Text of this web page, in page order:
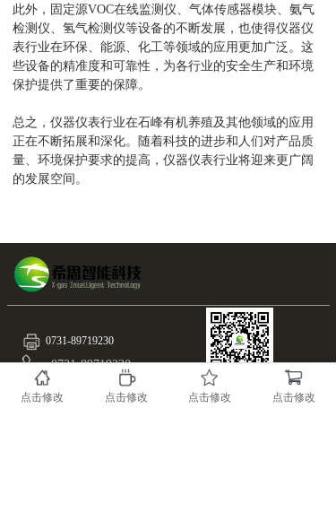
此外，固定源VOC在线监测仪、气体传感器模块、氨气
检测仪、氢气检测仪等设备的不断发展，也使得仪器仪
表行业在环保、能源、化工等领域的应用更加广泛。这
些设备的精准度和可靠性，为各行业的安全生产和环境
保护提供了重要的保障。
总之，仪器仪表行业在石峰有机养殖及其他领域的应用
正在不断拓展和深化。随着科技的进步和人们对产品质
量、环境保护要求的提高，仪器仪表行业将迎来更广阔
的发展空间。
随时关注X-GAS最新资
0731-89719230
info@x-gas.com
0731-89719230
点击修改 点击修改 点击修改 点击修改